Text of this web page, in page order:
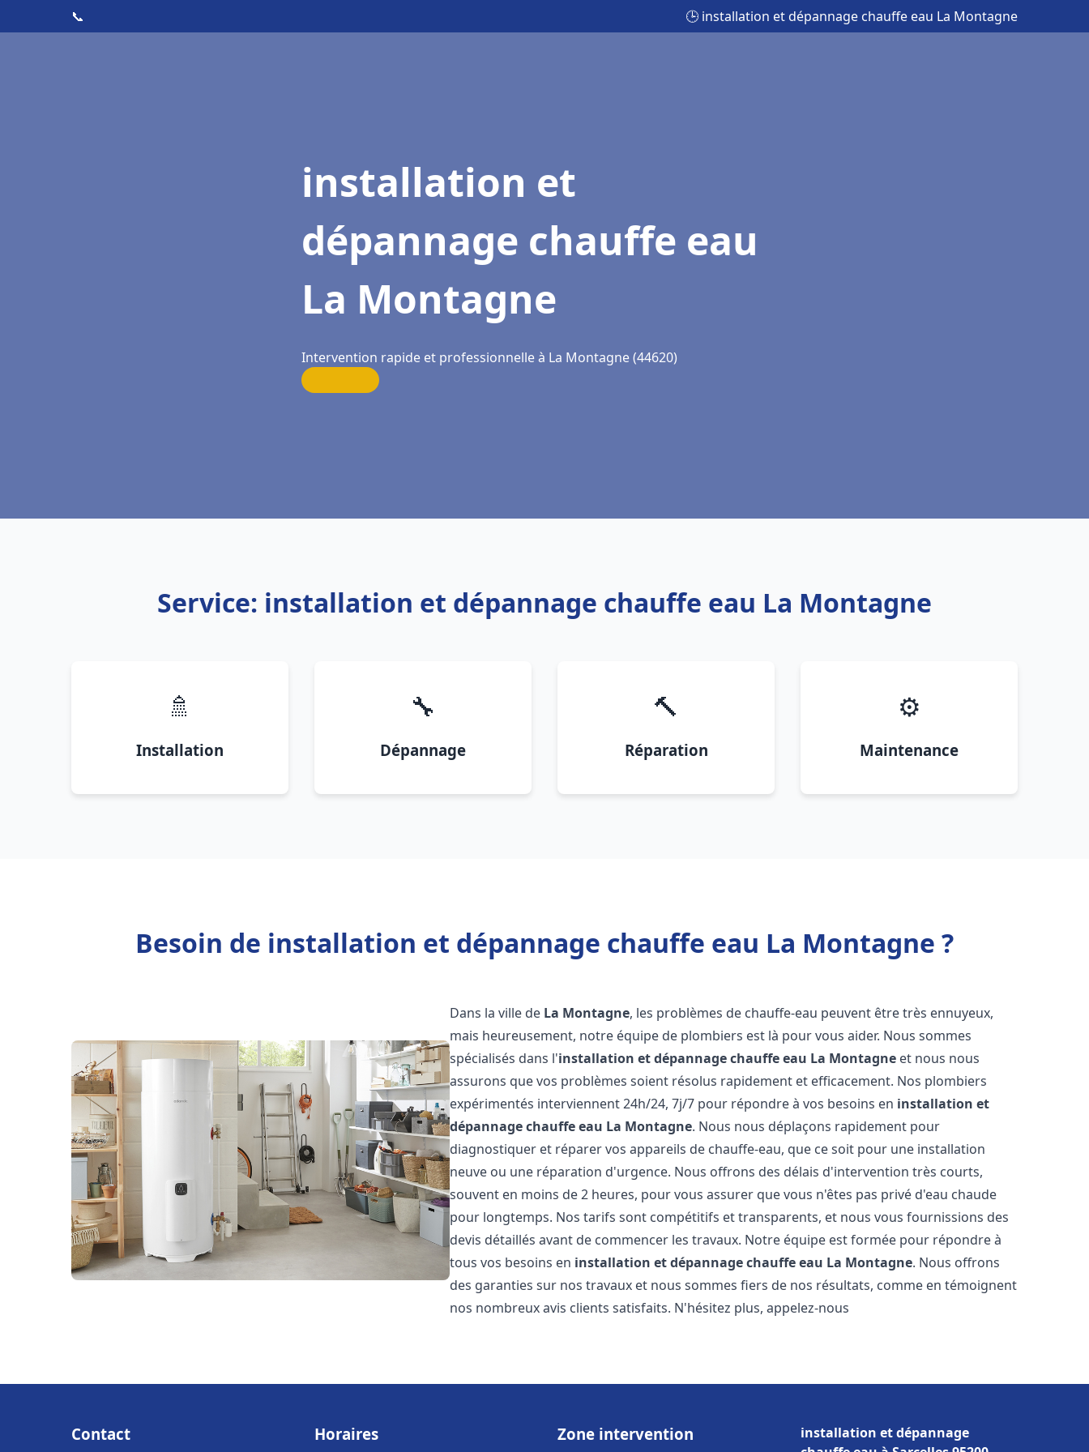
📞 🕒 installation et dépannage chauffe eau La Montagne
installation et
dépannage chauffe eau
La Montagne
Intervention rapide et professionnelle à La Montagne (44620)
Service: installation et dépannage chauffe eau La Montagne
🚿
Installation
🔧
Dépannage
🔨
Réparation
⚙️
Maintenance
Besoin de installation et dépannage chauffe eau La Montagne ?
Dans la ville de La Montagne, les problèmes de chauffe-eau peuvent être très ennuyeux,
mais heureusement, notre équipe de plombiers est là pour vous aider. Nous sommes
spécialisés dans l'installation et dépannage chauffe eau La Montagne et nous nous
assurons que vos problèmes soient résolus rapidement et efficacement. Nos plombiers
expérimentés interviennent 24h/24, 7j/7 pour répondre à vos besoins en installation et
dépannage chauffe eau La Montagne. Nous nous déplaçons rapidement pour
diagnostiquer et réparer vos appareils de chauffe-eau, que ce soit pour une installation
neuve ou une réparation d'urgence. Nous offrons des délais d'intervention très courts,
souvent en moins de 2 heures, pour vous assurer que vous n'êtes pas privé d'eau chaude
pour longtemps. Nos tarifs sont compétitifs et transparents, et nous vous fournissions des
devis détaillés avant de commencer les travaux. Notre équipe est formée pour répondre à
tous vos besoins en installation et dépannage chauffe eau La Montagne. Nous offrons
des garanties sur nos travaux et nous sommes fiers de nos résultats, comme en témoignent
nos nombreux avis clients satisfaits. N'hésitez plus, appelez-nous
Contact Horaires Zone intervention
installation et dépannage